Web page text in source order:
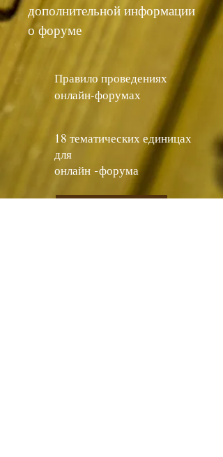
дополнительной информации
о форуме
Правило проведениях
онлайн-форумах
18 тематических единицах
для
онлайн -форума